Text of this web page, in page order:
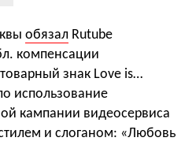
обязал Rutube
компенсации
знак Love is…
использование
кампании видеосервиса
и слоганом: «Любовь